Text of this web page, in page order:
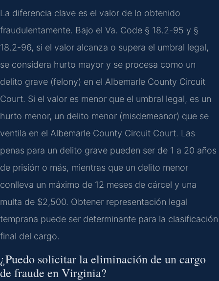
La diferencia clave es el valor de lo obtenido
fraudulentamente. Bajo el Va. Code § 18.2-95 y §
18.2-96, si el valor alcanza o supera el umbral legal,
se considera hurto mayor y se procesa como un
delito grave (felony) en el Albemarle County Circuit
Court. Si el valor es menor que el umbral legal, es un
hurto menor, un delito menor (misdemeanor) que se
ventila en el Albemarle County Circuit Court. Las
penas para un delito grave pueden ser de 1 a 20 años
de prisión o más, mientras que un delito menor
conlleva un máximo de 12 meses de cárcel y una
multa de $2,500. Obtener representación legal
temprana puede ser determinante para la clasificación
final del cargo.
¿Puedo solicitar la eliminación de un cargo
de fraude en Virginia?